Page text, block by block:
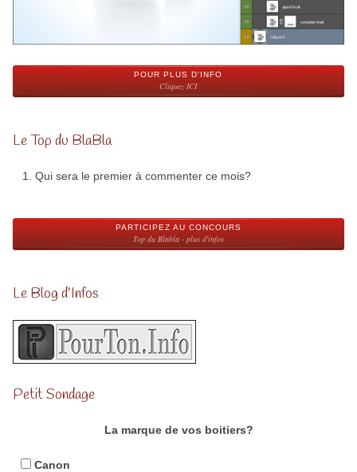
POUR PLUS D'INFO
Cliquez ICI
Le Top du BlaBla
Qui sera le premier à commenter ce mois?
PARTICIPEZ AU CONCOURS
Top du Blabla - plus d'infos
Le Blog d’Infos
Petit Sondage
La marque de vos boitiers?
Canon